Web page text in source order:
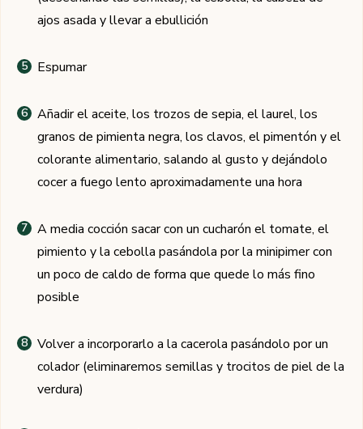
ajos asada y llevar a ebullición
Espumar
Añadir el aceite, los trozos de sepia, el laurel, los
granos de pimienta negra, los clavos, el pimentón y el
colorante alimentario, salando al gusto y dejándolo
cocer a fuego lento aproximadamente una hora
A media cocción sacar con un cucharón el tomate, el
pimiento y la cebolla pasándola por la minipimer con
un poco de caldo de forma que quede lo más fino
posible
Volver a incorporarlo a la cacerola pasándolo por un
colador (eliminaremos semillas y trocitos de piel de la
verdura)